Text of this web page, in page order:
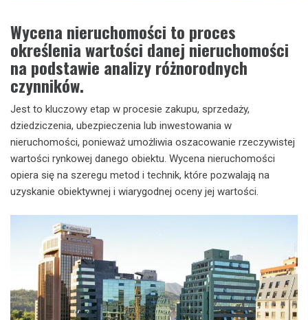
Wycena nieruchomości to proces
określenia wartości danej nieruchomości
na podstawie analizy różnorodnych
czynników.
Jest to kluczowy etap w procesie zakupu, sprzedaży,
dziedziczenia, ubezpieczenia lub inwestowania w
nieruchomości, ponieważ umożliwia oszacowanie rzeczywistej
wartości rynkowej danego obiektu. Wycena nieruchomości
opiera się na szeregu metod i technik, które pozwalają na
uzyskanie obiektywnej i wiarygodnej oceny jej wartości.